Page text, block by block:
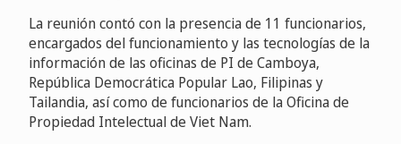
La reunión contó con la presencia de 11 funcionarios,
encargados del funcionamiento y las tecnologías de la
información de las oficinas de PI de Camboya,
República Democrática Popular Lao, Filipinas y
Tailandia, así como de funcionarios de la Oficina de
Propiedad Intelectual de Viet Nam.